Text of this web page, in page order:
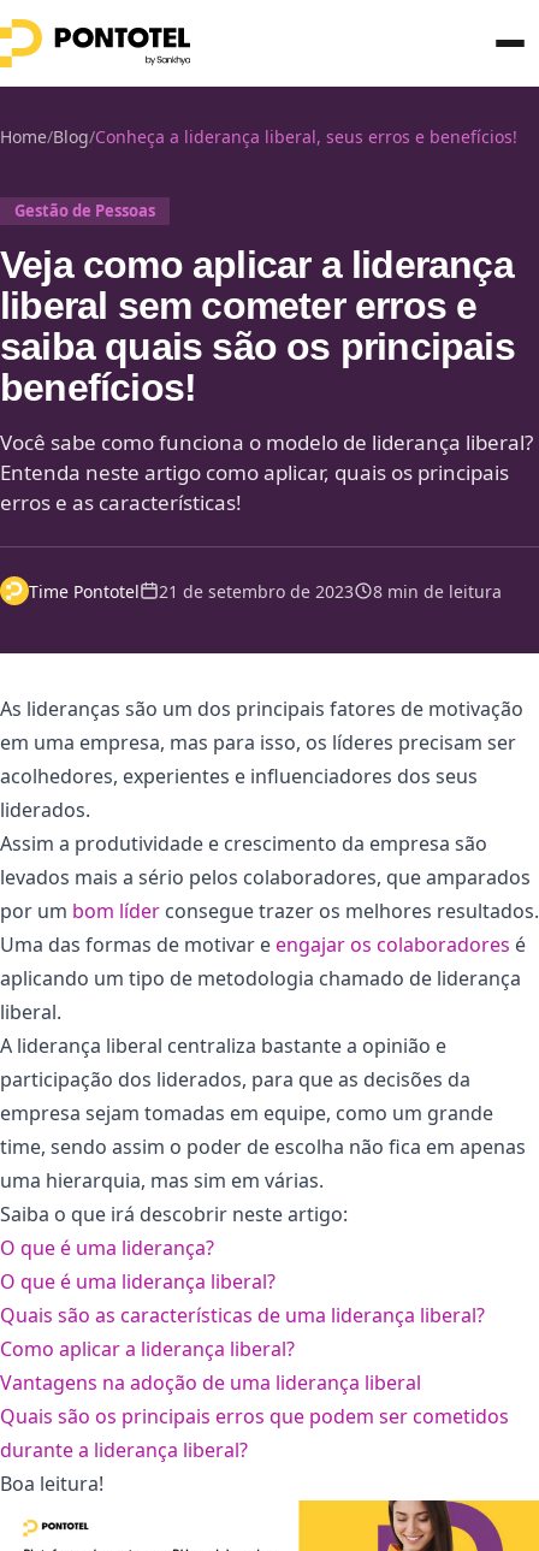
Home/Blog/Conheça a liderança liberal, seus erros e benefícios!
Gestão de Pessoas
Veja como aplicar a liderança
liberal sem cometer erros e
saiba quais são os principais
benefícios!
Você sabe como funciona o modelo de liderança liberal?
Entenda neste artigo como aplicar, quais os principais
erros e as características!
Time Pontotel 21 de setembro de 2023 8 min de leitura
As lideranças são um dos principais fatores de motivação
em uma empresa, mas para isso, os líderes precisam ser
acolhedores, experientes e influenciadores dos seus
liderados.
Assim a produtividade e crescimento da empresa são
levados mais a sério pelos colaboradores, que amparados
por um bom líder consegue trazer os melhores resultados.
Uma das formas de motivar eengajar os colaboradores é
aplicando um tipo de metodologia chamado de liderança
liberal.
A liderança liberal centraliza bastante a opinião e
participação dos liderados, para que as decisões da
empresa sejam tomadas em equipe, como um grande
time, sendo assim o poder de escolha não fica em apenas
uma hierarquia, mas sim em várias.
Saiba o que irá descobrir neste artigo:
O que é uma liderança?
O que é uma liderança liberal?
Quais são as características de uma liderança liberal?
Como aplicar a liderança liberal?
Vantagens na adoção de uma liderança liberal
Quais são os principais erros que podem ser cometidos
durante a liderança liberal?
Boa leitura!